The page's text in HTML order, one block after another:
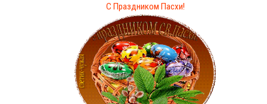
С Праздником Пасхи!